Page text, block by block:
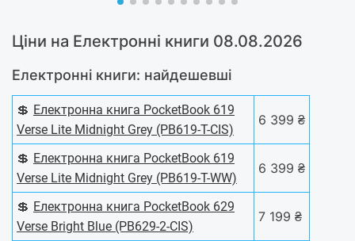
Ціни на Електронні книги 08.08.2026
Електронні книги: найдешевші
💲 Електронна книга PocketBook 619
Verse Lite Midnight Grey (PB619-T-CIS)
6 399 ₴
💲 Електронна книга PocketBook 619
Verse Lite Midnight Grey (PB619-T-WW)
6 399 ₴
💲 Електронна книга PocketBook 629
Verse Bright Blue (PB629-2-CIS)
7 199 ₴